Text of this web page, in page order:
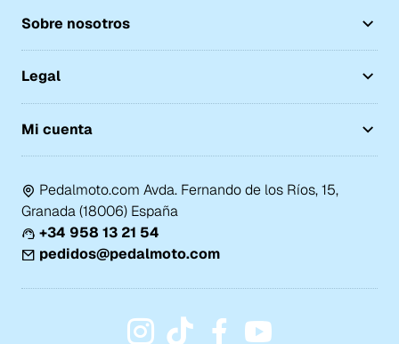
Sobre nosotros
Legal
Mi cuenta
Pedalmoto.com Avda. Fernando de los Ríos, 15,
Granada (18006) España
+34 958 13 21 54
pedidos@pedalmoto.com